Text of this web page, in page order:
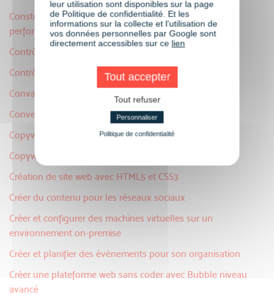
Construire une démarche QVCT pour améliorer la
performance de l’entreprise
Contrôle de gestion commerciale
Contrôle de gestion sociale : piloter la masse salariale
Convaincre et fidéliser un client
Convention collective et accord d'entreprise
Copywriting commercial
Copywriting niveau avancé
Création de site web avec HTML5 et CSS3
Créer du contenu pour les réseaux sociaux
Créer et configurer des machines virtuelles sur un
environnement on-premise
Créer et planifier des évènements pour son organisation
Créer une plateforme web sans coder avec Bubble niveau
avancé
leur utilisation sont disponibles sur la page
de Politique de confidentialité. Et les
informations sur la collecte et l’utilisation de
vos données personnelles par Google sont
directement accessibles sur ce lien
Tout accepter
Tout refuser
Personnaliser
Politique de confidentialité